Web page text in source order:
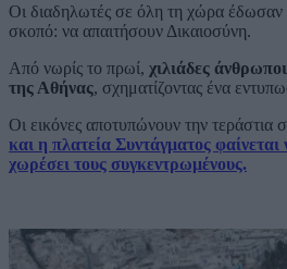
Οι διαδηλωτές σε όλη τη χώρα έδωσαν
σκοπό: να απαιτήσουν Δικαιοσύνη.
Από νωρίς το πρωί, χιλιάδες
της Αθήνας, σχηματίζοντας ένα
Οι εικόνες αποτυπώνουν την τεράστια
και η πλατεία Συντάγματος φαίνεται
χωρέσει τους συγκεντρωμένους.